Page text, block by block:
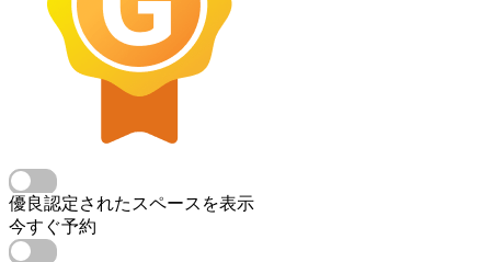
優良認定されたスペースを表示
今すぐ予約